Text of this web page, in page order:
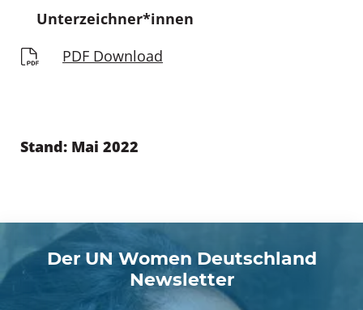
Unterzeichner*innen
PDF Download
Stand: Mai 2022
Der UN Women Deutschland
Newsletter